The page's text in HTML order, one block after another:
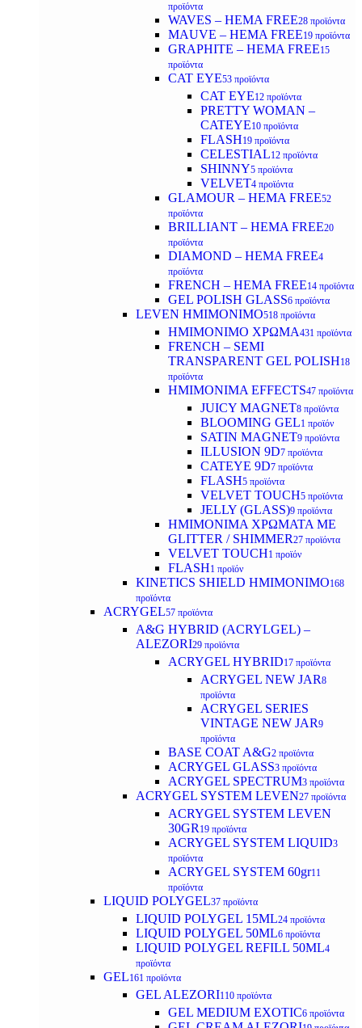
προϊόντα
WAVES – HEMA FREE28 προϊόντα
MAUVE – HEMA FREE19 προϊόντα
GRAPHITE – HEMA FREE15
προϊόντα
CAT EYE53 προϊόντα
CAT EYE12 προϊόντα
PRETTY WOMAN –
CATEYE10 προϊόντα
FLASH19 προϊόντα
CELESTIAL12 προϊόντα
SHINNY5 προϊόντα
VELVET4 προϊόντα
GLAMOUR – HEMA FREE52
προϊόντα
BRILLIANT – HEMA FREE20
προϊόντα
DIAMOND – HEMA FREE4
προϊόντα
FRENCH – HEMA FREE14 προϊόντα
GEL POLISH GLASS6 προϊόντα
LEVEN ΗΜΙΜΟΝΙΜΟ518 προϊόντα
ΗΜΙΜΟΝΙΜΟ ΧΡΩΜΑ431 προϊόντα
FRENCH – SEMI
TRANSPARENT GEL POLISH18
προϊόντα
HMIMONIMA EFFECTS47 προϊόντα
JUICY MAGNET8 προϊόντα
BLOOMING GEL1 προϊόν
SATIN MAGNET9 προϊόντα
ILLUSION 9D7 προϊόντα
CATEYE 9D7 προϊόντα
FLASH5 προϊόντα
VELVET TOUCH5 προϊόντα
JELLY (GLASS)9 προϊόντα
ΗΜΙΜΟΝΙΜA ΧΡΩΜΑΤΑ ΜΕ
GLITTER / SHIMMER27 προϊόντα
VELVET TOUCH1 προϊόν
FLASH1 προϊόν
KINETICS SHIELD ΗΜΙΜΟΝΙΜΟ168
προϊόντα
ACRYGEL57 προϊόντα
A&G HYBRID (ACRYLGEL) –
ALEZORI29 προϊόντα
ACRYGEL HYBRID17 προϊόντα
ACRYGEL NEW JAR8
προϊόντα
ACRYGEL SERIES
VINTAGE NEW JAR9
προϊόντα
BASE COAT A&G2 προϊόντα
ACRYGEL GLASS3 προϊόντα
ACRYGEL SPECTRUM3 προϊόντα
ACRYGEL SYSTEM LEVEN27 προϊόντα
ACRYGEL SYSTEM LEVEN
30GR 19 προϊόντα
ACRYGEL SYSTEM LIQUID3
προϊόντα
ACRYGEL SYSTEM 60gr11
προϊόντα
LIQUID POLYGEL37 προϊόντα
LIQUID POLYGEL 15ML24 προϊόντα
LIQUID POLYGEL 50ML6 προϊόντα
LIQUID POLYGEL REFILL 50ML4
προϊόντα
GEL161 προϊόντα
GEL ALEZORI110 προϊόντα
GEL MEDIUM EXOTIC6 προϊόντα